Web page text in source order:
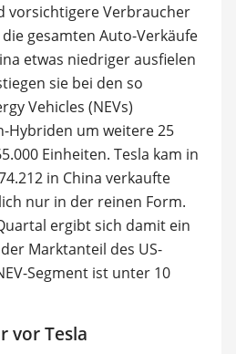
vorsichtigere Verbraucher
gesamten Auto-Verkäufe
etwas niedriger ausfielen
sie bei den so
Vehicles (NEVs)
Hybriden um weitere 25
Einheiten. Tesla kam in
in China verkaufte
nur in der reinen Form.
ergibt sich damit ein
Marktanteil des US-
Segment ist unter 10
vor Tesla